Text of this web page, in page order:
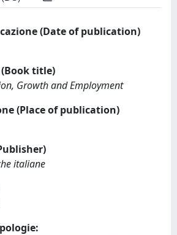
(Date of publication)
title)
Growth and Employment
(Place of publication)
italiane